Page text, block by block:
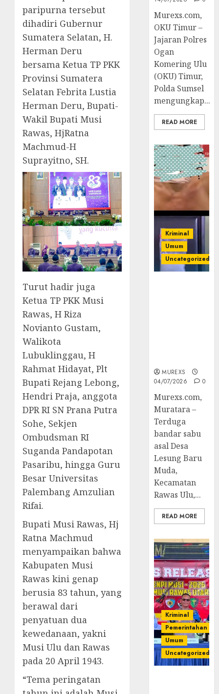
paripurna tersebut
dihadiri Gubernur
Sumatera Selatan, H.
Herman Deru
bersama Ketua TP PKK
Provinsi Sumatera
Selatan Febrita Lustia
Herman Deru, Bupati-
Wakil Bupati Musi
Rawas, HjRatna
Machmud-H
Suprayitno, SH.
‎Turut hadir juga
Ketua TP PKK Musi
Rawas, H Riza
Novianto Gustam,
Walikota
Lubuklinggau, H
Rahmat Hidayat, Plt
Bupati Rejang Lebong,
Hendri Praja, anggota
DPR RI SN Prana Putra
Sohe, Sekjen
Ombudsman RI
Suganda Pandapotan
Pasaribu, hingga Guru
Besar Universitas
Palembang Amzulian
Rifai.
Bupati Musi Rawas, Hj
Ratna Machmud
menyampaikan bahwa
Kabupaten Musi
Rawas kini genap
berusia 83 tahun, yang
berawal dari
penyatuan dua
kewedanaan, yakni
Musi Ulu dan Rawas
pada 20 April 1943.
‎“Tema peringatan
Murexs.com,
OKU Timur –
Jajaran Polres
Ogan
Komering Ulu
(OKU) Timur,
Polda Sumsel
mengungkap...
READ MORE
Kriminal
Umum
Uncategorized
MUREXS
04/07/2026
0
Murexs.com,
Muratara –
Terduga
bandar sabu
asal Desa
Lesung Baru
Muda,
Kecamatan
Rawas Ulu,...
READ MORE
Kriminal
Pemerintahan
Umum
Uncategorized